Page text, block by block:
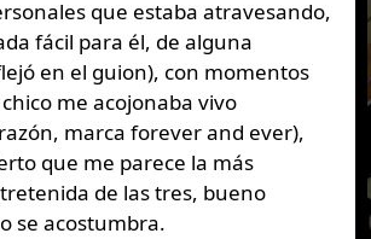
que estaba atravesando,
fácil para él, de alguna
en el guion), con momentos
me acojonaba vivo
marca forever and ever),
que me parece la más
de las tres, bueno
se acostumbra.